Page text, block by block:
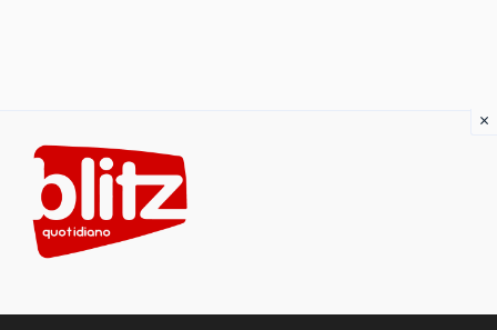
content
×